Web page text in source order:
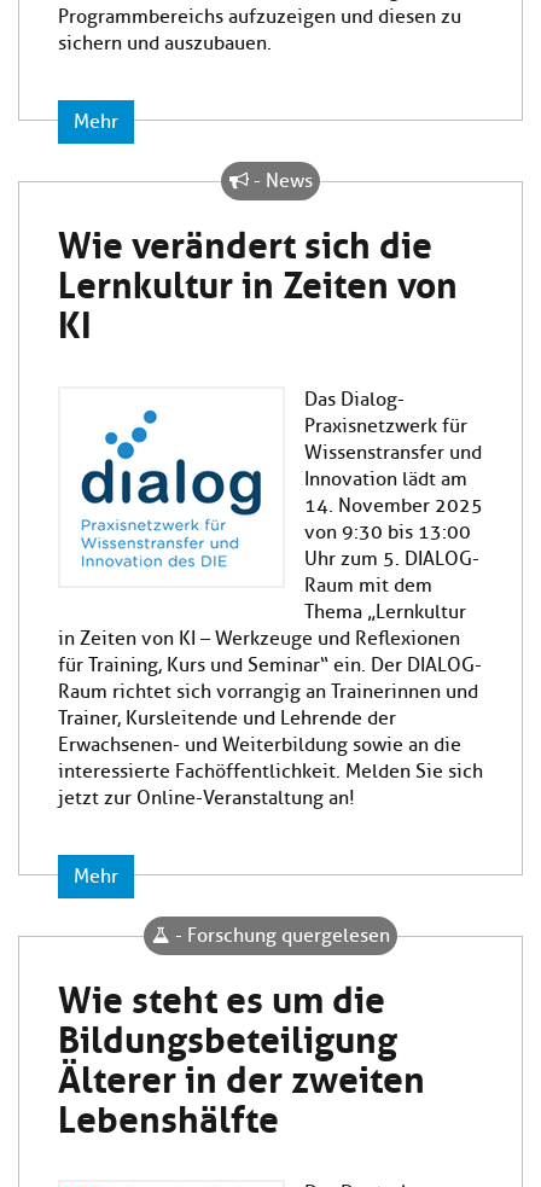
Programmbereichs aufzuzeigen und diesen zu
sichern und auszubauen.
Mehr
Wie verändert sich die
Lernkultur in Zeiten von
KI
- News
Das Dialog-
Praxisnetzwerk für
Wissenstransfer und
Innovation lädt am
14. November 2025
von 9:30 bis 13:00
Uhr zum 5. DIALOG-
Raum mit dem
Thema „Lernkultur
in Zeiten von KI – Werkzeuge und Reflexionen
für Training, Kurs und Seminar“ ein. Der DIALOG-
Raum richtet sich vorrangig an Trainerinnen und
Trainer, Kursleitende und Lehrende der
Erwachsenen- und Weiterbildung sowie an die
interessierte Fachöffentlichkeit. Melden Sie sich
jetzt zur Online-Veranstaltung an!
Mehr
Wie steht es um die
Bildungsbeteiligung
Älterer in der zweiten
Lebenshälfte
- Forschung quergelesen